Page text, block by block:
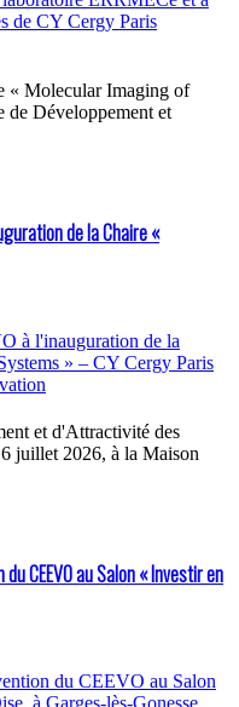
« Molecular Imaging of
Développement et
de la Chaire «
et d'Attractivité des
juillet 2026, à la Maison
CEEVO au Salon « Investir en